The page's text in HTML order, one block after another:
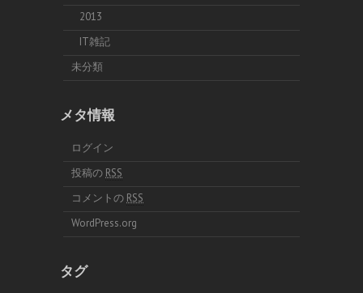
2013
IT雑記
未分類
メタ情報
ログイン
投稿の RSS
コメントの RSS
WordPress.org
タグ